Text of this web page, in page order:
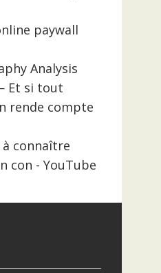
paywall
Analysis
Et si tout
rende compte
à connaître
con - YouTube